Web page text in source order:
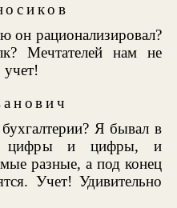
он рационализировал?
Мечтателей нам не
Я бывал в
цифры и цифры, и
разные, а под конец
Учет! Удивительно